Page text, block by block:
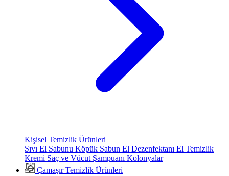
Kişisel Temizlik Ürünleri
Sıvı El Sabunu Köpük Sabun El Dezenfektanı El Temizlik
Kremi Saç ve Vücut Şampuanı Kolonyalar
Çamaşır Temizlik Ürünleri